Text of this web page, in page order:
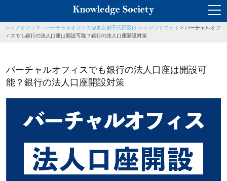
シェアオフィス・バーチャルオフィス@東京都千代田区|ナレッジソサエティ > バーチャルオフ
ィスでも銀行の法人口座は開設可能？銀行の法人口座開設対策
バーチャルオフィスでも銀行の法人口座は開設可
能？銀行の法人口座開設対策